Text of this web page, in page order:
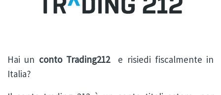
Hai un conto Trading212
e risiedi fiscalmente in
Italia?